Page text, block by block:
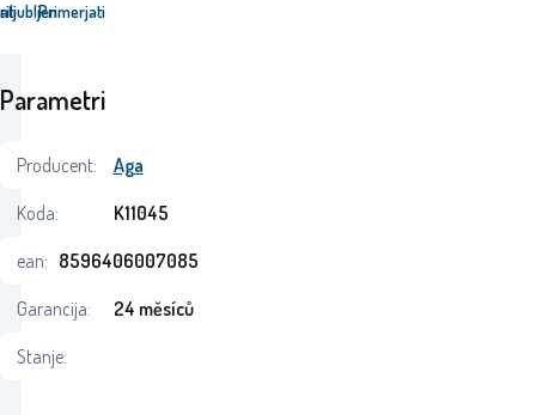
Primerjati
Parametri
Producent:
Aga
Koda:
K11045
ean: 8596406007085
Garancija:
24 měsíců
Stanje: